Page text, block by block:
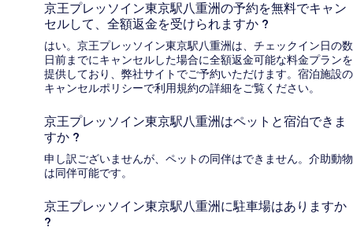
京王プレッソイン東京駅八重洲の予約を無料でキャン
セルして、全額返金を受けられますか ?
はい。京王プレッソイン東京駅八重洲は、チェックイン日の数
日前までにキャンセルした場合に全額返金可能な料金プランを
提供しており、弊社サイトでご予約いただけます。宿泊施設の
キャンセルポリシーで利用規約の詳細をご覧ください。
京王プレッソイン東京駅八重洲はペットと宿泊できま
すか ?
申し訳ございませんが、ペットの同伴はできません。介助動物
は同伴可能です。
京王プレッソイン東京駅八重洲に駐車場はありますか
?